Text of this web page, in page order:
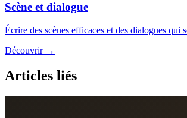
Scène et dialogue
Écrire des scènes efficaces et des dialogues qui
Découvrir →
Articles liés